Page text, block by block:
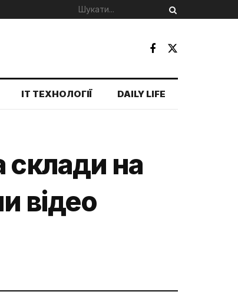
IT ТЕХНОЛОГІЇ DAILY LIFE
на
відео